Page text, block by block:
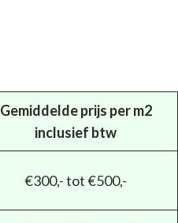
Gemiddelde prijs per m2
inclusief btw
€300,- tot €500,-